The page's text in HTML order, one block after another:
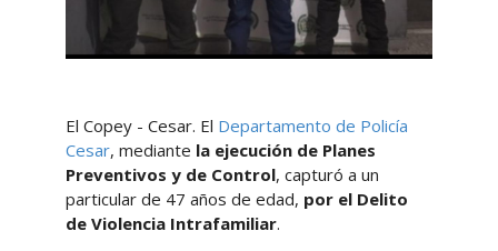
El Copey - Cesar. El Departamento de Policía
Cesar, mediante la ejecución de Planes
Preventivos y de Control, capturó a un
particular de 47 años de edad, por el Delito
de Violencia Intrafamiliar.